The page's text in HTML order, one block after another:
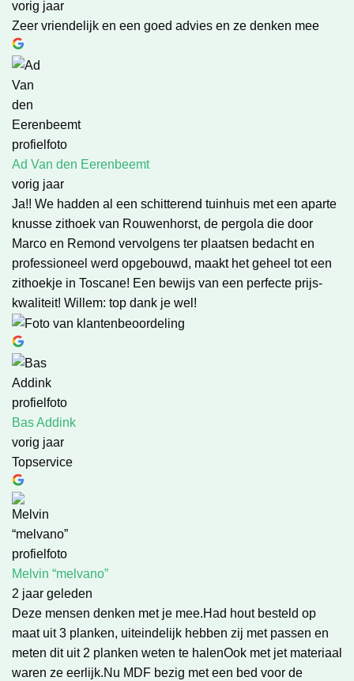
vorig jaar
Zeer vriendelijk en een goed advies en ze denken mee
Ad Van den Eerenbeemt
vorig jaar
Ja!! We hadden al een schitterend tuinhuis met een aparte
knusse zithoek van Rouwenhorst, de pergola die door
Marco en Remond vervolgens ter plaatsen bedacht en
professioneel werd opgebouwd, maakt het geheel tot een
zithoekje in Toscane! Een bewijs van een perfecte prijs-
kwaliteit! Willem: top dank je wel!
Bas Addink
vorig jaar
Topservice
Melvin “melvano”
2 jaar geleden
Deze mensen denken met je mee.Had hout besteld op
maat uit 3 planken, uiteindelijk hebben zij met passen en
meten dit uit 2 planken weten te halenOok met jet materiaal
waren ze eerlijk.Nu MDF bezig met een bed voor de